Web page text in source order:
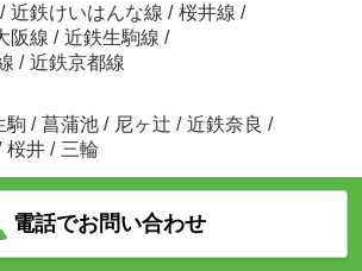
/ 近鉄けいはんな線 / 桜井線 /
阪線 / 近鉄生駒線 /
/ 近鉄京都線
駒 / 菖蒲池 / 尼ヶ辻 / 近鉄奈良 /
桜井 / 三輪
電話でお問い合わせ